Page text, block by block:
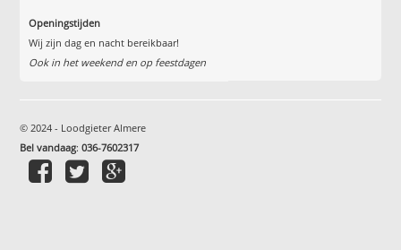
Openingstijden
Wij zijn dag en nacht bereikbaar!
Ook in het weekend en op feestdagen
© 2024 - Loodgieter Almere
Bel vandaag:036-7602317